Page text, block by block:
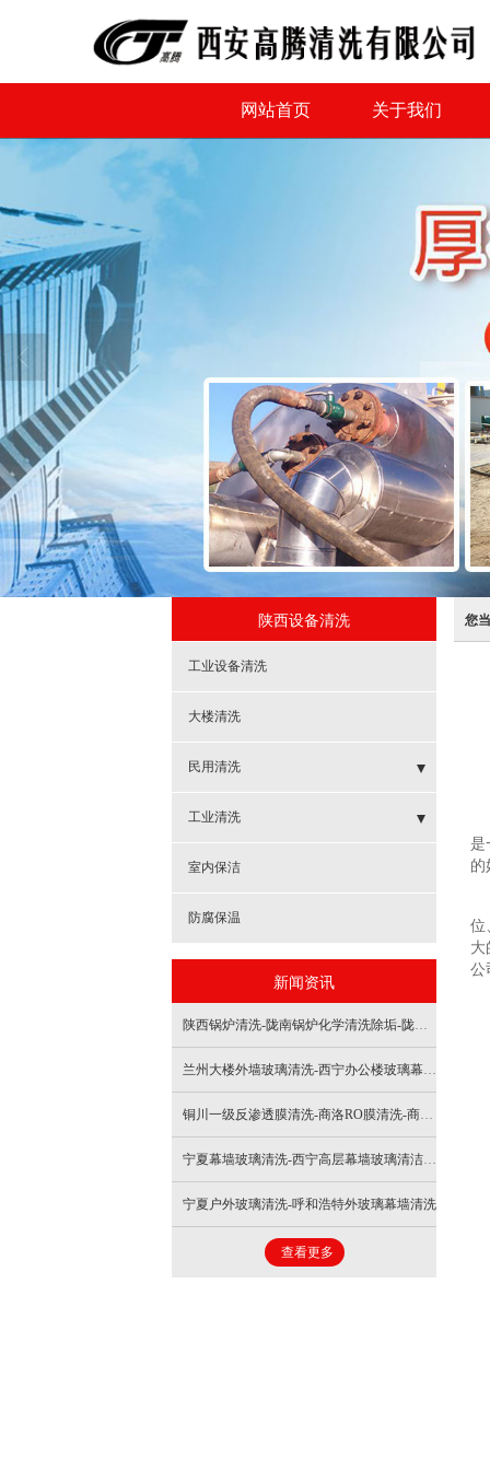
网站首页 关于我们
您
是
的
位
大
公
陕西设备清洗
工业设备清洗
大楼清洗
民用清洗
- 水池清洗
- 水塔清洗
- 地暖清洗
- 水箱清洗
工业清洗
- 冷却塔清洗除垢
- 管线清洗
- 导热油清洗
- 冷却塔清洗
- 防腐保温工程
- 中央空调清洗
- 撬装炉清洗
室内保洁
防腐保温
新闻资讯
陕西锅炉清洗-陇南锅炉化学清洗除垢-陇南锅炉清洗
兰州大楼外墙玻璃清洗-西宁办公楼玻璃幕墙清洗
铜川一级反渗透膜清洗-商洛RO膜清洗-商洛纯水反渗透膜清洗
宁夏幕墙玻璃清洗-西宁高层幕墙玻璃清洁-西宁高层玻璃幕墙清洁
宁夏户外玻璃清洗-呼和浩特外玻璃幕墙清洗
查看更多